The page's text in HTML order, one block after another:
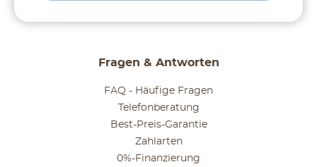
Fragen & Antworten
FAQ - Häufige Fragen
Telefonberatung
Best-Preis-Garantie
Zahlarten
0%-Finanzierung